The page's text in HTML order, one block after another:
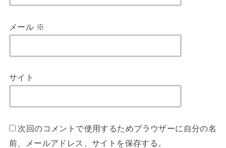
メール ※
サイト
次回のコメントで使用するためブラウザーに自分の名
前、メールアドレス、サイトを保存する。